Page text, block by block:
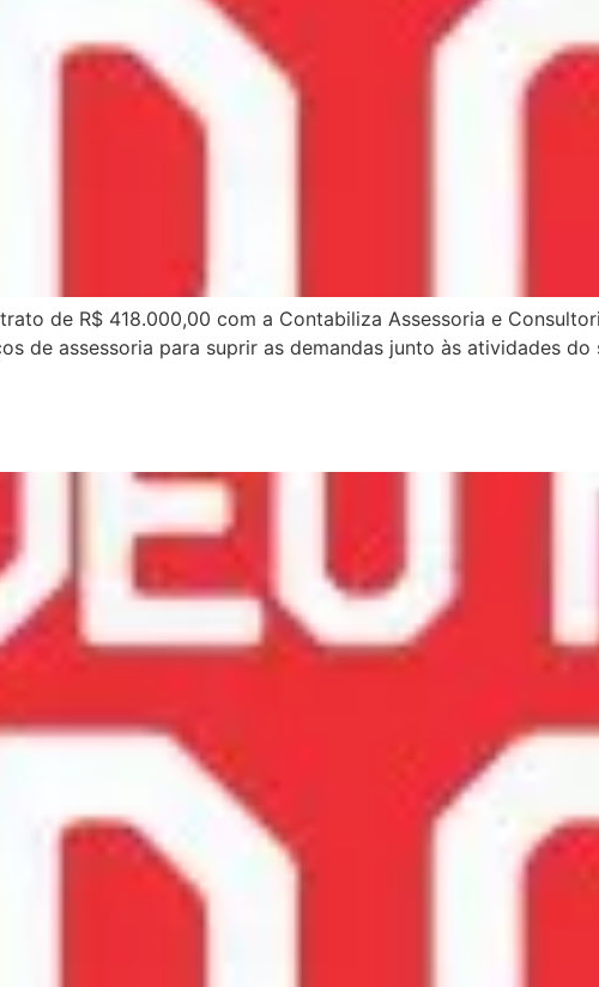
de R$ 418.000,00 com a Contabiliza Assessoria e
de assessoria para suprir as demandas junto às atividades